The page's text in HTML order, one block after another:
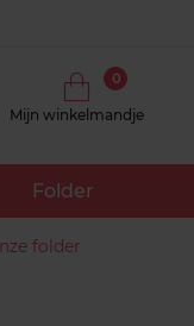
Mijn winkelmandje
0
Folder
folder